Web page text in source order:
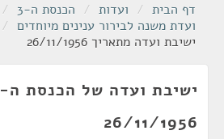
דף הבית / ועדות / הכנסת ה-3
/
ועדת משנה לבירור ענינים מיוחדים /
ישיבת ועדה מתאריך 26/11/1956
26/11/1956